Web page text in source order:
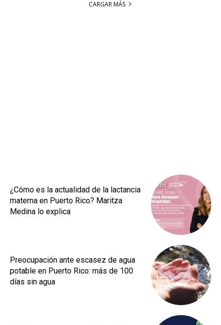
CARGAR MÁS
¿Cómo es la actualidad de la lactancia
materna en Puerto Rico? Maritza
Medina lo explica
Preocupación ante escasez de agua
potable en Puerto Rico: más de 100
días sin agua